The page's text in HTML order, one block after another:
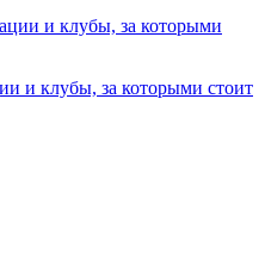
и клубы, за которыми стоит